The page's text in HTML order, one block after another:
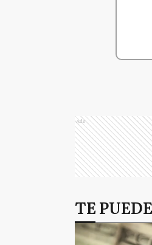
Ads
TE